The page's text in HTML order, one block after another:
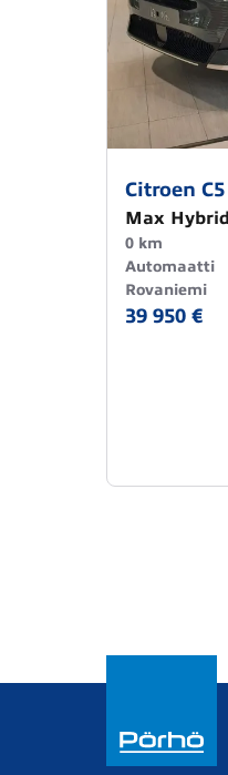
Citroen
Max
0 km
Automaatti
Rovaniemi
39 950 €